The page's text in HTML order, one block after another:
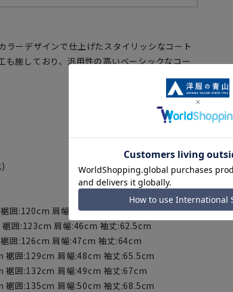
ラーデザインで仕上げたスタイリッシなコート
も施しており、汎用性の高いベーシックなコー
囲:120cm 肩幅:45cm 袖丈:61cm
囲:123cm 肩幅:46cm 袖丈:62.5cm
囲:126cm 肩幅:47cm 袖丈:64cm
囲:129cm 肩幅:48cm 袖丈:65.5cm
囲:132cm 肩幅:49cm 袖丈:67cm
囲:135cm 肩幅:50cm 袖丈:68.5cm